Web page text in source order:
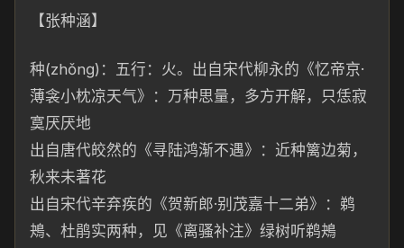
【张种涵】
种(zhǒnɡ)： 五行：火。出自宋代柳永的《忆帝京·
薄衾小枕凉天气》：万种思量， 多方开解，只恁寂
寞厌厌地
出 自唐代皎然的《寻陆鸿渐不遇》：近种篱边菊，
秋来未著花
出自宋代辛弃疾的《贺新郎·别茂嘉十二弟》：鹈
鴂、杜鹃实两种，见《离骚补注》绿树听鹈鴂